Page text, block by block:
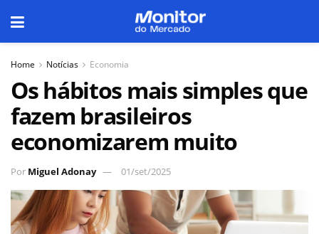
Home Notícias Economia
Os hábitos mais simples que
fazem brasileiros
economizarem muito
Por Miguel Adonay 01/set/2025